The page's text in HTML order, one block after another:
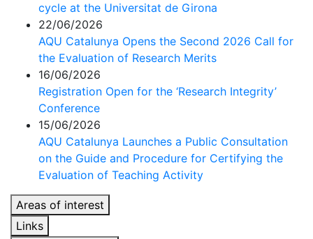
cycle at the Universitat de Girona
22/06/2026
AQU Catalunya Opens the Second 2026 Call for
the Evaluation of Research Merits
16/06/2026
Registration Open for the ‘Research Integrity’
Conference
15/06/2026
AQU Catalunya Launches a Public Consultation
on the Guide and Procedure for Certifying the
Evaluation of Teaching Activity
Areas of interest
Links